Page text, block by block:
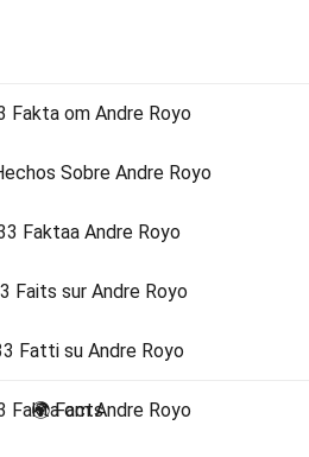
om Andre Royo
Sobre Andre Royo
Faktaa Andre Royo
sur Andre Royo
Fatti su Andre Royo
om Andre Royo
🌍 Facts